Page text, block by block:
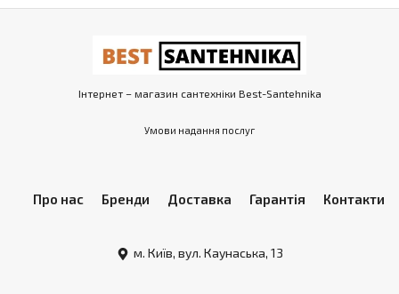
Інтернет – магазин сантехніки Best-Santehnika
Умови надання послуг
Про нас Бренди Доставка Гарантія Контакти
м. Київ, вул. Каунаська, 13